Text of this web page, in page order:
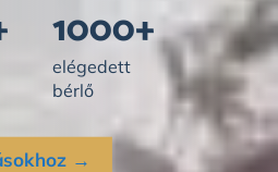
1000+
elégedett
bérlő
→